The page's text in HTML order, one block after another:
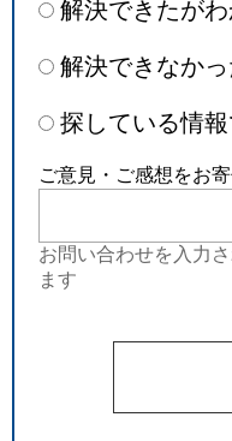
解決できたが
解決できなかっ
探している情
ご意見・ご感想をお
お問い合わせを入力
ます